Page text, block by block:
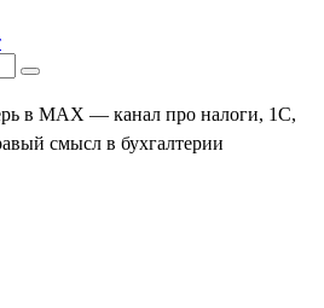
в MAX — канал про налоги, 1С,
смысл в бухгалтерии